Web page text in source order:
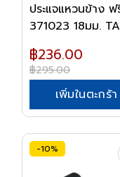
ประแจแหวนข้าง ฟ
371023 18มม.
฿236.00
฿295.00
เพิ่มในตะกร้า
-10%